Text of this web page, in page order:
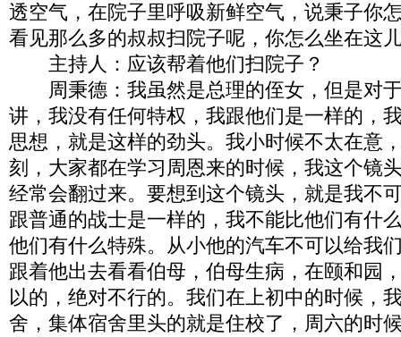
透空气，在院子里呼吸新鲜空气，说秉子你
看见那么多的叔叔扫院子呢，你怎么坐在这
主持人：应该帮着他们扫院子？
周秉德：我虽然是总理的侄女，但是对
讲，我没有任何特权，我跟他们是一样的，
思想，就是这样的劲头。我小时候不太在意
刻，大家都在学习周恩来的时候，我这个镜
经常会翻过来。要想到这个镜头，就是我不
跟普通的战士是一样的，我不能比他们有什
他们有什么特殊。从小他的汽车不可以给我
跟着他出去看看伯母，伯母生病，在颐和园
以的，绝对不行的。我们在上初中的时候，
舍，集体宿舍里头的就是住校了，周六的时